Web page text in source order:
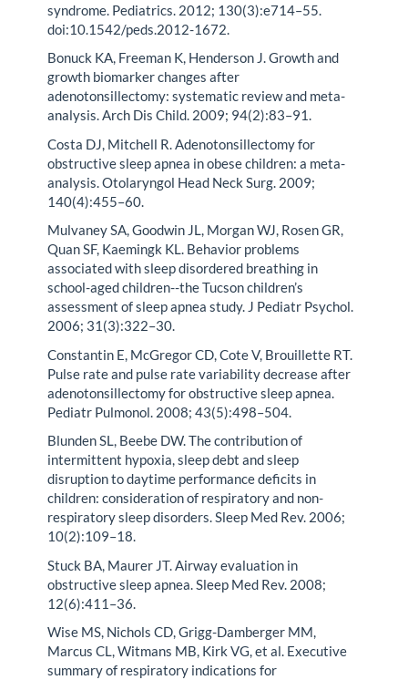
syndrome. Pediatrics. 2012; 130(3):e714–55.
doi:10.1542/peds.2012-1672.
Bonuck KA, Freeman K, Henderson J. Growth and
growth biomarker changes after
adenotonsillectomy: systematic review and meta-
analysis. Arch Dis Child. 2009; 94(2):83–91.
Costa DJ, Mitchell R. Adenotonsillectomy for
obstructive sleep apnea in obese children: a meta-
analysis. Otolaryngol Head Neck Surg. 2009;
140(4):455–60.
Mulvaney SA, Goodwin JL, Morgan WJ, Rosen GR,
Quan SF, Kaemingk KL. Behavior problems
associated with sleep disordered breathing in
school-aged children--the Tucson children’s
assessment of sleep apnea study. J Pediatr Psychol.
2006; 31(3):322–30.
Constantin E, McGregor CD, Cote V, Brouillette RT.
Pulse rate and pulse rate variability decrease after
adenotonsillectomy for obstructive sleep apnea.
Pediatr Pulmonol. 2008; 43(5):498–504.
Blunden SL, Beebe DW. The contribution of
intermittent hypoxia, sleep debt and sleep
disruption to daytime performance deficits in
children: consideration of respiratory and non-
respiratory sleep disorders. Sleep Med Rev. 2006;
10(2):109–18.
Stuck BA, Maurer JT. Airway evaluation in
obstructive sleep apnea. Sleep Med Rev. 2008;
12(6):411–36.
Wise MS, Nichols CD, Grigg-Damberger MM,
Marcus CL, Witmans MB, Kirk VG, et al. Executive
summary of respiratory indications for